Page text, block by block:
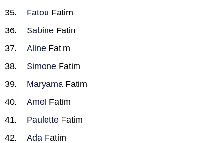
Fatou Fatim
Sabine Fatim
Aline Fatim
Simone Fatim
Maryama Fatim
Amel Fatim
Paulette Fatim
Ada Fatim